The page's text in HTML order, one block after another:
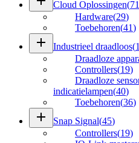
Cloud Oplossingen(71
Hardware(29)
Toebehoren(41)
add Industrieel draadloos(
Draadloze
Controllers(19)
Draadloze
indicatielampen(40)
Toebehoren(36)
add Snap Signal(45)
Controllers(19)